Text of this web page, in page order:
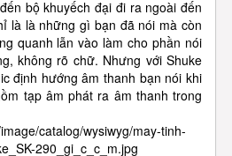
bộ khuyếch đại đi ra ngoài đến
là là những gì bạn đã nói mà còn
quanh lẫn vào làm cho phần nói
không rõ chữ. Nhưng với Shuke
định hướng âm thanh bạn nói khi
tạp âm phát ra âm thanh trong